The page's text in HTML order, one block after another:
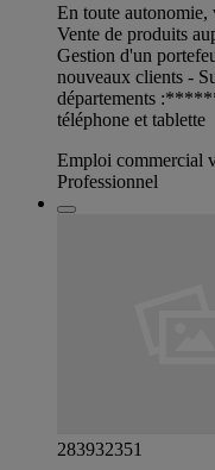
En toute autonomie,
Vente de produits
Gestion d'un
nouveaux clients -
départements
téléphone et tablette
Emploi commercial
Professionnel
283932351